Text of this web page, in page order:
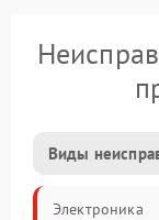
Виды
Электроника